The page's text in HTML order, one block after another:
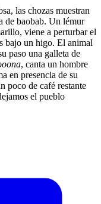
las chozas muestran
de baobab. Un lémur
viene a perturbar el
bajo un higo. El animal
paso una galleta de
, canta un hombre
en presencia de su
poco de café restante
el pueblo